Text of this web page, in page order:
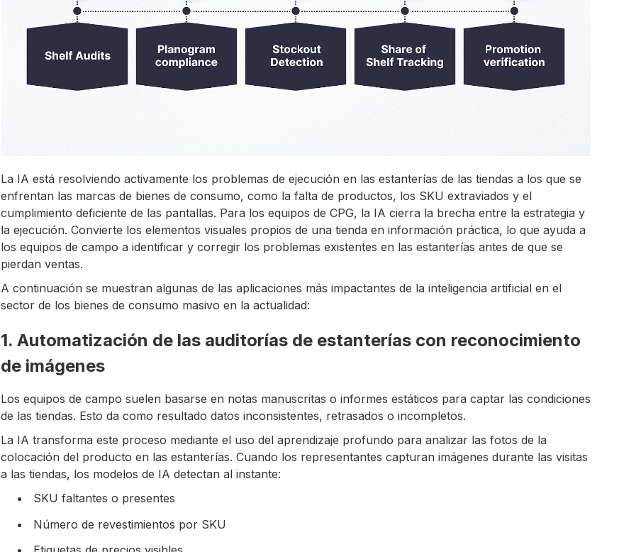
La IA está resolviendo activamente los problemas de ejecución en las estanterías de las tiendas a los que se
enfrentan las marcas de bienes de consumo, como la falta de productos, los SKU extraviados y el
cumplimiento deficiente de las pantallas. Para los equipos de CPG, la IA cierra la brecha entre la estrategia y
la ejecución. Convierte los elementos visuales propios de una tienda en información práctica, lo que ayuda a
los equipos de campo a identificar y corregir los problemas existentes en las estanterías antes de que se
pierdan ventas.
A continuación se muestran algunas de las aplicaciones más impactantes de la inteligencia artificial en el
sector de los bienes de consumo masivo en la actualidad:
1. Automatización de las auditorías de estanterías con reconocimiento
de imágenes
Los equipos de campo suelen basarse en notas manuscritas o informes estáticos para captar las condiciones
de las tiendas. Esto da como resultado datos inconsistentes, retrasados o incompletos.
La IA transforma este proceso mediante el uso del aprendizaje profundo para analizar las fotos de la
colocación del producto en las estanterías. Cuando los representantes capturan imágenes durante las visitas
a las tiendas, los modelos de IA detectan al instante:
SKU faltantes o presentes
Número de revestimientos por SKU